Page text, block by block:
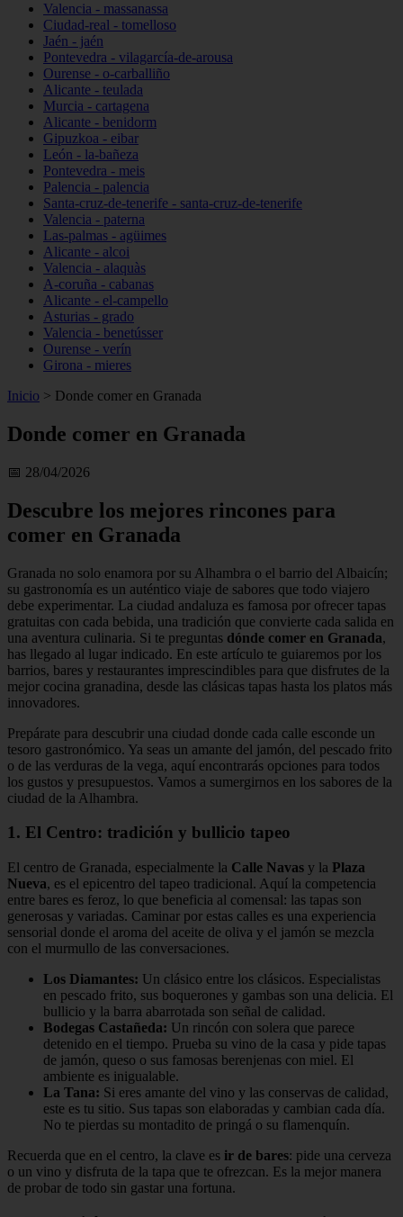
Valencia - massanassa
Ciudad-real - tomelloso
Jaén - jaén
Pontevedra - vilagarcía-de-arousa
Ourense - o-carballiño
Alicante - teulada
Murcia - cartagena
Alicante - benidorm
Gipuzkoa - eibar
León - la-bañeza
Pontevedra - meis
Palencia - palencia
Santa-cruz-de-tenerife - santa-cruz-de-tenerife
Valencia - paterna
Las-palmas - agüimes
Alicante - alcoi
Valencia - alaquàs
A-coruña - cabanas
Alicante - el-campello
Asturias - grado
Valencia - benetússer
Ourense - verín
Girona - mieres
Inicio > Donde comer en Granada
Donde comer en Granada
📅 28/04/2026
Descubre los mejores rincones para
comer en Granada
Granada no solo enamora por su Alhambra o el barrio del Albaicín;
su gastronomía es un auténtico viaje de sabores que todo viajero
debe experimentar. La ciudad andaluza es famosa por ofrecer tapas
gratuitas con cada bebida, una tradición que convierte cada salida en
una aventura culinaria. Si te preguntas dónde comer en Granada,
has llegado al lugar indicado. En este artículo te guiaremos por los
barrios, bares y restaurantes imprescindibles para que disfrutes de la
mejor cocina granadina, desde las clásicas tapas hasta los platos más
innovadores.
Prepárate para descubrir una ciudad donde cada calle esconde un
tesoro gastronómico. Ya seas un amante del jamón, del pescado frito
o de las verduras de la vega, aquí encontrarás opciones para todos
los gustos y presupuestos. Vamos a sumergirnos en los sabores de la
ciudad de la Alhambra.
1. El Centro: tradición y bullicio tapeo
El centro de Granada, especialmente la Calle Navas y la Plaza
Nueva, es el epicentro del tapeo tradicional. Aquí la competencia
entre bares es feroz, lo que beneficia al comensal: las tapas son
generosas y variadas. Caminar por estas calles es una experiencia
sensorial donde el aroma del aceite de oliva y el jamón se mezcla
con el murmullo de las conversaciones.
Los Diamantes: Un clásico entre los clásicos. Especialistas
en pescado frito, sus boquerones y gambas son una delicia. El
bullicio y la barra abarrotada son señal de calidad.
Bodegas Castañeda: Un rincón con solera que parece
detenido en el tiempo. Prueba su vino de la casa y pide tapas
de jamón, queso o sus famosas berenjenas con miel. El
ambiente es inigualable.
La Tana: Si eres amante del vino y las conservas de calidad,
este es tu sitio. Sus tapas son elaboradas y cambian cada día.
No te pierdas su montadito de pringá o su flamenquín.
Recuerda que en el centro, la clave es ir de bares: pide una cerveza
o un vino y disfruta de la tapa que te ofrezcan. Es la mejor manera
de probar de todo sin gastar una fortuna.